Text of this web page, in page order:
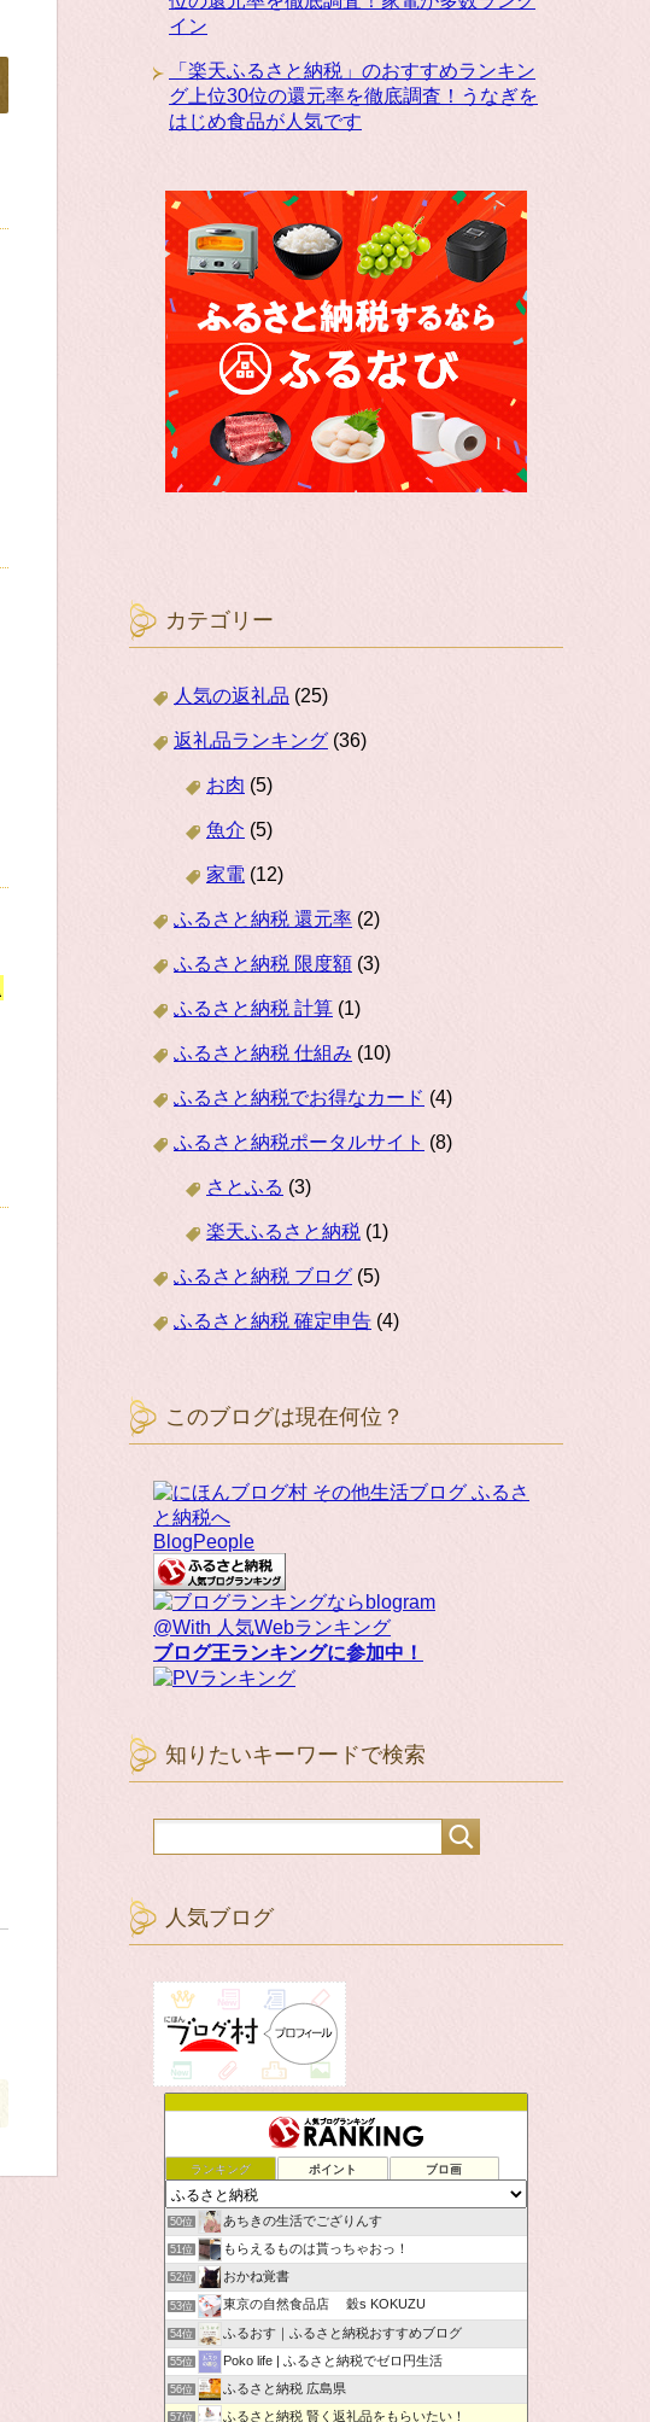
イン
「楽天ふるさと納税」のおすすめランキン
グ上位30位の還元率を徹底調査！うなぎを
はじめ食品が人気です
カテゴリー
人気の返礼品 (25)
返礼品ランキング (36)
お肉 (5)
魚介 (5)
家電 (12)
ふるさと納税 還元率 (2)
ふるさと納税 限度額 (3)
ふるさと納税 計算 (1)
ふるさと納税 仕組み (10)
ふるさと納税でお得なカード (4)
ふるさと納税ポータルサイト (8)
さとふる (3)
楽天ふるさと納税 (1)
ふるさと納税 ブログ (5)
ふるさと納税 確定申告 (4)
このブログは現在何位？
BlogPeople
@With 人気Webランキング
ブログ王ランキングに参加中！
知りたいキーワードで検索
人気ブログ
ランキング ポイント ブロ画
50位 あちきの生活でござりんす
51位 もらえるものは貰っちゃおっ！
52位 おかね覚書
53位 東京の自然食品店 穀s KOKUZU
54位 ふるおす｜ふるさと納税おすすめブログ
55位 Poko life | ふるさと納税でゼロ円生活
56位 ふるさと納税 広島県
57位 ふるさと納税 賢く返礼品をもらいたい！